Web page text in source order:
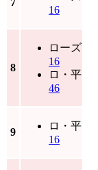
16
8
ローズ
16
ロ・平
46
9
ロ・平
16